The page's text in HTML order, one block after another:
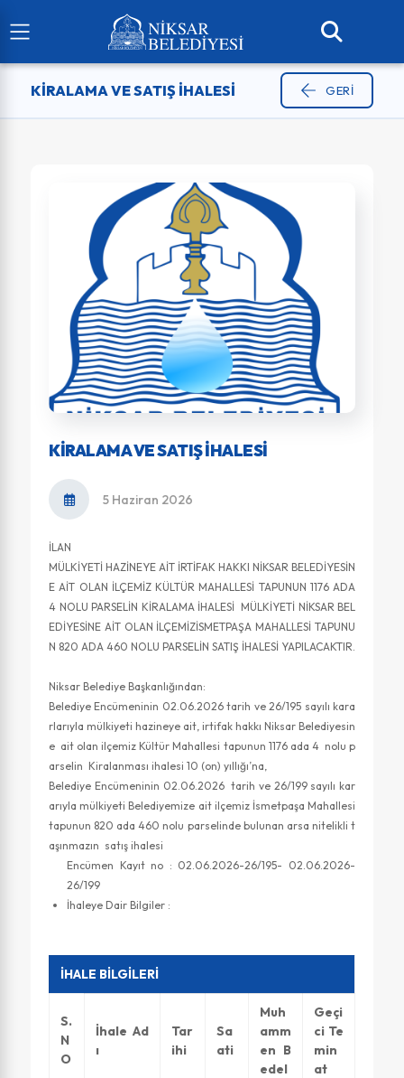
KIRALAMA VE SATIŞ İHALESI GERI
KIRALAMA VE SATIŞ İHALESI
5 Haziran 2026
İLAN
MÜLKİYETİ HAZİNEYE AİT İRTİFAK HAKKI NİKSAR BELEDİYESİN
E AİT OLAN İLÇEMİZ KÜLTÜR MAHALLESİ TAPUNUN 1176 ADA
4 NOLU PARSELİN KİRALAMA İHALESİ MÜLKİYETİ NİKSAR BEL
EDİYESİNE AİT OLAN İLÇEMİZİSMETPAŞA MAHALLESİ TAPUNU
N 820 ADA 460 NOLU PARSELİN SATIŞ İHALESİ YAPILACAKTIR.
Niksar Belediye Başkanlığından:
Belediye Encümeninin 02.06.2026 tarih ve 26/195 sayılı kara
rlarıyla mülkiyeti hazineye ait, irtifak hakkı Niksar Belediyesin
e ait olan ilçemiz Kültür Mahallesi tapunun 1176 ada 4 nolu p
arselin Kiralanması ihalesi 10 (on) yıllığı’na,
Belediye Encümeninin 02.06.2026 tarih ve 26/199 sayılı kar
arıyla mülkiyeti Belediyemize ait ilçemiz İsmetpaşa Mahallesi
tapunun 820 ada 460 nolu parselinde bulunan arsa nitelikli t
aşınmazın satış ihalesi
Encümen Kayıt no : 02.06.2026-26/195- 02.06.2026-
26/199
İhaleye Dair Bilgiler :
İHALE BİLGİLERİ
S.
N
O
İhale Ad
ı
Tar
ihi
Sa
ati
Muh
amm
en B
edel
Geçi
ci Te
min
at